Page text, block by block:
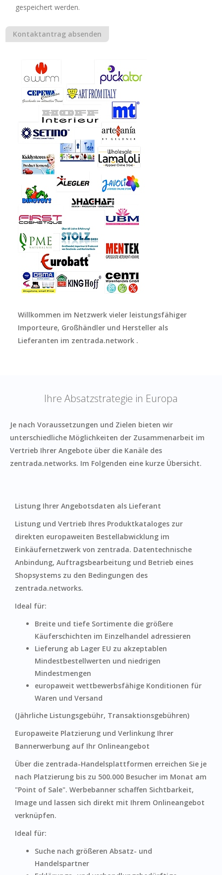
gespeichert werden.
Willkommen im Netzwerk vieler leistungsfähiger
Importeure, Großhändler und Hersteller als
Lieferanten im zentrada.network .
Ihre Absatzstrategie in Europa
Je nach Voraussetzungen und Zielen bieten wir
unterschiedliche Möglichkeiten der Zusammenarbeit im
Vertrieb Ihrer Angebote über die Kanäle des
zentrada.networks. Im Folgenden eine kurze Übersicht.
Listung Ihrer Angebotsdaten als Lieferant
Listung und Vertrieb Ihres Produktkataloges zur
direkten europaweiten Bestellabwicklung im
Einkäufernetzwerk von zentrada. Datentechnische
Anbindung, Auftragsbearbeitung und Betrieb eines
Shopsystems zu den Bedingungen des
zentrada.networks.
Ideal für:
Breite und tiefe Sortimente die größere
Käuferschichten im Einzelhandel adressieren
‍Lieferung ab Lager EU zu akzeptablen
Mindestbestellwerten und niedrigen
Mindestmengen
europaweit wettbewerbsfähige Konditionen für
Waren und Versand
(Jährliche Listungsgebühr, Transaktionsgebühren)
Europaweite Platzierung und Verlinkung Ihrer
Bannerwerbung auf Ihr Onlineangebot
Über die zentrada-Handelsplattformen erreichen Sie je
nach Platzierung bis zu 500.000 Besucher im Monat am
"Point of Sale". Werbebanner schaffen Sichtbarkeit,
Image und lassen sich direkt mit Ihrem Onlineangebot
verknüpfen.
Ideal für:
Suche nach größeren Absatz- und
Handelspartner